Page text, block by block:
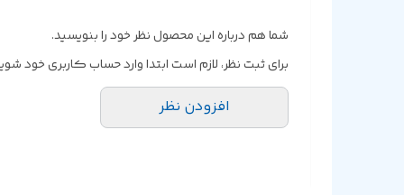
شما هم درباره این محصول نظر خود را بنویسید.
برای ثبت نظر، لازم است ابتدا وارد حساب کاربری خود
افزودن نظر